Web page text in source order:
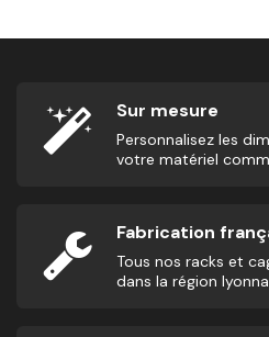
Sur mesure
Personnalisez les
votre matériel
Fabrication
Tous nos racks et
dans la région